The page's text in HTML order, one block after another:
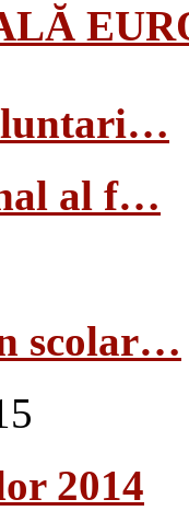
al f…
scolar…
2014